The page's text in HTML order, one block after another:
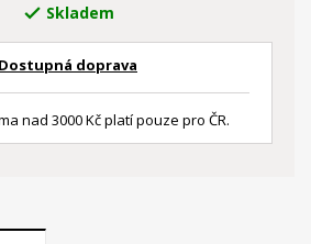
 Skladem
Dostupná doprava
nad 3000 Kč platí pouze pro ČR.